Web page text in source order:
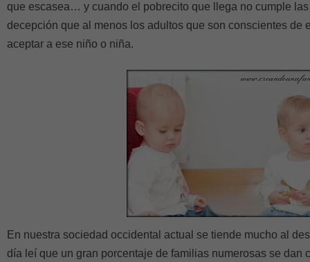
que escasea… y cuando el pobrecito que llega no cumple
decepción que al menos los adultos que son conscientes de
aceptar a ese niño o niña.
En nuestra sociedad occidental actual se tiende mucho al
día leí que un gran porcentaje de familias numerosas se dan